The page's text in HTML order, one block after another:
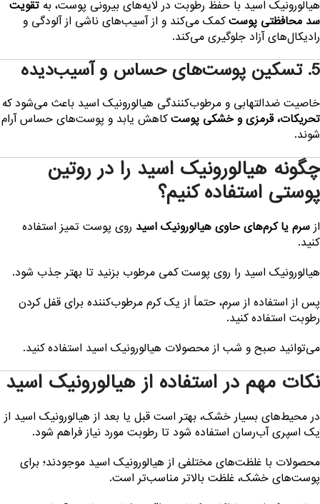
هیالورونیک اسید با حفظ رطوبت در لایه‌های بیرونی پوست، به تقویت
سد محافظتی پوستکمک می‌کند و از آسیب‌های ناشی از آلودگی و
رادیکال‌های آزاد جلوگیری می‌کند.
5. تسکین پوست‌های حساس و آسیب‌دیده
خاصیت ضدالتهابی و مرطوب‌کنندگی هیالورونیک اسید باعث می‌شود که
تحریکات، قرمزی و خشکی پوستکاهش یابد و پوست‌های حساس آرام
شوند.
چگونه هیالورونیک اسید را در روتین
پوستی استفاده کنیم؟
از سرم یا کرم‌های حاوی هیالورونیک اسید روی پوست تمیز استفاده
کنید.
هیالورونیک اسید را روی پوست کمی مرطوب بزنید تا بهتر جذب شود.
پس از استفاده از سرم، حتماً از یک کرم مرطوب‌کننده برای قفل کردن
رطوبت استفاده کنید.
می‌توانید صبح و شب از محصولات هیالورونیک اسید استفاده کنید.
نکات مهم در استفاده از هیالورونیک اسید
در محیط‌های بسیار خشک، بهتر است قبل یا بعد از هیالورونیک اسید از
یک اسپری آب‌رسان استفاده شود تا رطوبت مورد نیاز فراهم شود.
محصولات با غلظت‌های مختلفی از هیالورونیک اسید موجودند؛ برای
پوست‌های خشک، غلظت بالاتر مناسب‌تر است.